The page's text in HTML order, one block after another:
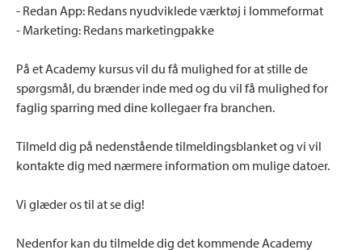
- Redan App: Redans nyudviklede værktøj i lommeformat
- Marketing: Redans marketingpakke
På et Academy kursus vil du få mulighed for at stille de
spørgsmål, du brænder inde med og du vil få mulighed for
faglig sparring med dine kollegaer fra branchen.
Tilmeld dig på nedenstående tilmeldingsblanket og vi vil
kontakte dig med nærmere information om mulige datoer.
Vi glæder os til at se dig!
Nedenfor kan du tilmelde dig det kommende Academy